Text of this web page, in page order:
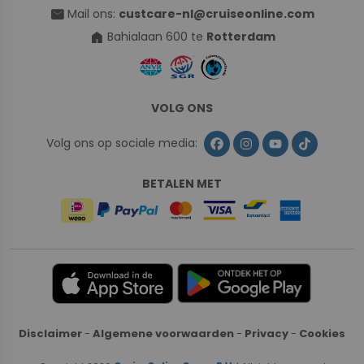
mail Mail ons: custcare-nl@cruiseonline.com
home Bahialaan 600 te Rotterdam
VOLG ONS
Volg ons op sociale media:
BETALEN MET
Disclaimer - Algemene voorwaarden - Privacy - Cookies